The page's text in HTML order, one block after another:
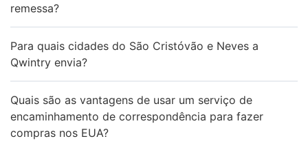
remessa?
Para quais cidades do São Cristóvão e Neves a
Qwintry envia?
Quais são as vantagens de usar um serviço de
encaminhamento de correspondência para fazer
compras nos EUA?